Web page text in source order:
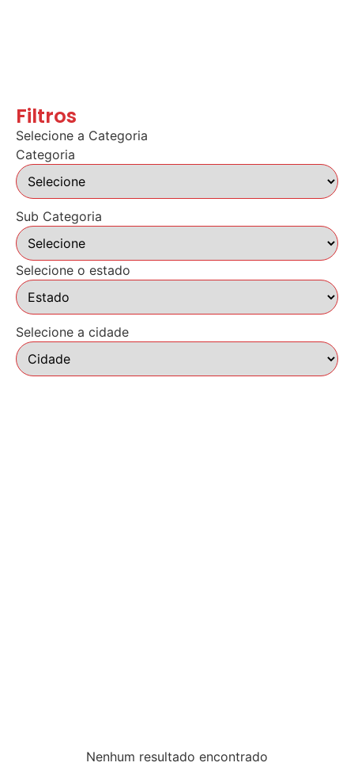
Filtros
Selecione a Categoria
Categoria
Sub Categoria
Selecione o estado
Selecione a cidade
Nenhum resultado encontrado